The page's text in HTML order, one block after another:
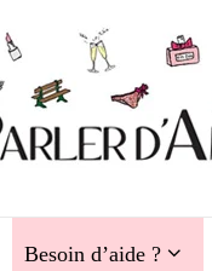
Besoin d’aide ?